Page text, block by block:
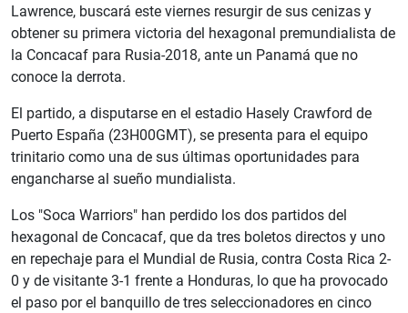
Lawrence, buscará este viernes resurgir de sus cenizas y
obtener su primera victoria del hexagonal premundialista de
la Concacaf para Rusia-2018, ante un Panamá que no
conoce la derrota.
El partido, a disputarse en el estadio Hasely Crawford de
Puerto España (23H00GMT), se presenta para el equipo
trinitario como una de sus últimas oportunidades para
engancharse al sueño mundialista.
Los "Soca Warriors" han perdido los dos partidos del
hexagonal de Concacaf, que da tres boletos directos y uno
en repechaje para el Mundial de Rusia, contra Costa Rica 2-
0 y de visitante 3-1 frente a Honduras, lo que ha provocado
el paso por el banquillo de tres seleccionadores en cinco